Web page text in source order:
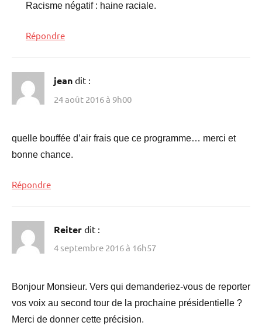
Racisme négatif : haine raciale.
Répondre
jean dit :
24 août 2016 à 9h00
quelle bouffée d’air frais que ce programme… merci et
bonne chance.
Répondre
Reiter dit :
4 septembre 2016 à 16h57
Bonjour Monsieur. Vers qui demanderiez-vous de reporter
vos voix au second tour de la prochaine présidentielle ?
Merci de donner cette précision.